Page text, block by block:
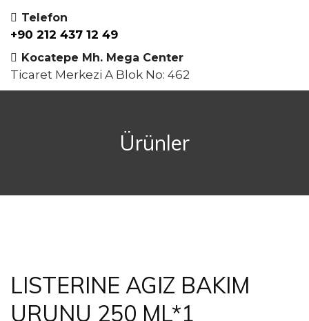
Telefon
+90 212 437 12 49
Kocatepe Mh. Mega Center
Ticaret Merkezi A Blok No: 462
Ürünler
LISTERINE AGIZ BAKIM
URUNU 250 ML*1